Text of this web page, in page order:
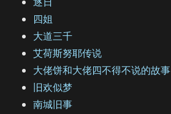
四姐
大道三千
艾荷斯努耶传说
大佬饼和大佬四不得不说的故事
旧欢似梦
南城旧事